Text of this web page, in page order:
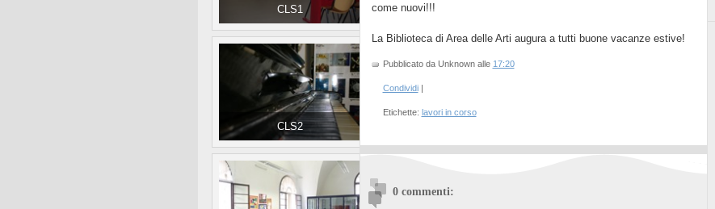
CLS1
CLS2
come nuovi!!!
La Biblioteca di Area delle Arti augura a tutti buone vacanze estive!
Pubblicato da Unknown alle 17:20
Condividi |
Etichette: lavori in corso
0 commenti: